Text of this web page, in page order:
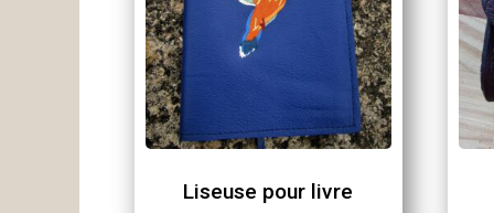
du
produit
Liseuse pour livre